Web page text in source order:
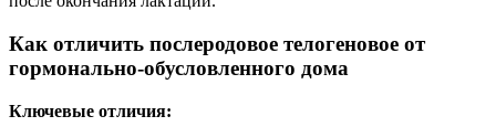
Как отличить послеродовое телогеновое от
гормонально-обусловленного дома
Ключевые отличия: